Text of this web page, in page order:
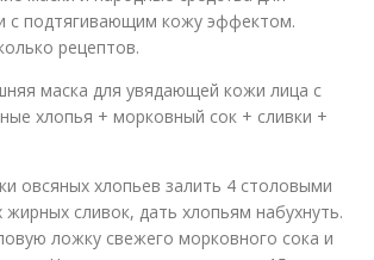
с подтягивающим кожу эффектом.
рецептов.
маска для увядающей кожи лица с
хлопья + морковный сок + сливки +
овсяных хлопьев залить 4 столовыми
сливок, дать хлопьям набухнуть.
ложку свежего морковного сока и